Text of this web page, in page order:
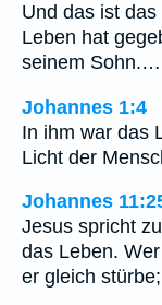
Und das ist
Leben hat
seinem Sohn.…
Johannes 1:4
In ihm war das
Licht der
Johannes
Jesus spricht
das Leben.
er gleich